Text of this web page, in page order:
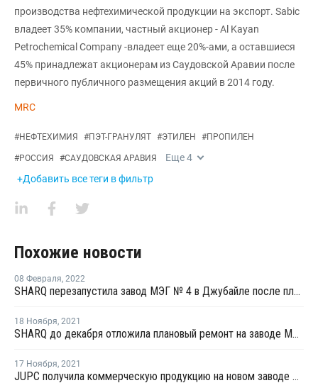
производства нефтехимической продукции на экспорт. Sabic
владеет 35% компании, частный акционер - Al Kayan
Petrochemical Company -владеет еще 20%-ами, а оставшиеся
45% принадлежат акционерам из Саудовской Аравии после
первичного публичного размещения акций в 2014 году.
MRC
#НЕФТЕХИМИЯ #ПЭТ-ГРАНУЛЯТ #ЭТИЛЕН #ПРОПИЛЕН
#РОССИЯ #САУДОВСКАЯ АРАВИЯ Еще4
+Добавить все теги в фильтр
Похожие новости
08 Февраля, 2022
SHARQ перезапустила завод МЭГ № 4 в Джубайле после планового ремонта
18 Ноября, 2021
SHARQ до декабря отложила плановый ремонт на заводе МЭГ № 4 в Джубайле
17 Ноября, 2021
JUPC получила коммерческую продукцию на новом заводе МЭГ в Джубайле